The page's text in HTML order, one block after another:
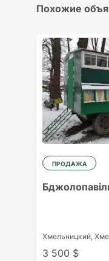
Похожие
ПРОДАЖА
Хмельницкий,
3 500 $